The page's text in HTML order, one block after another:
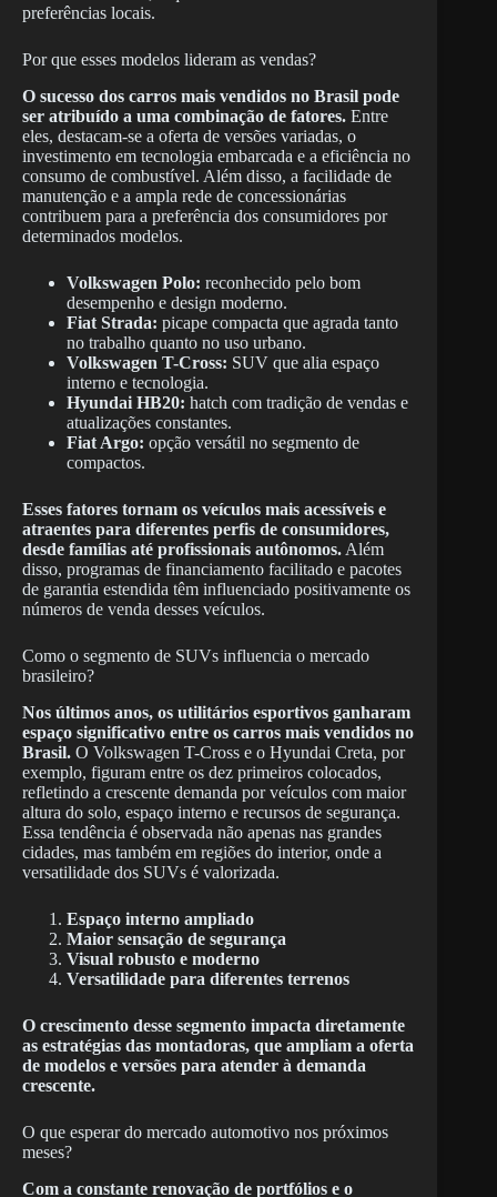
preferências locais.
Por que esses modelos lideram as vendas?
O sucesso dos carros mais vendidos no Brasil pode
ser atribuído a uma combinação de fatores. Entre
eles, destacam-se a oferta de versões variadas, o
investimento em tecnologia embarcada e a eficiência no
consumo de combustível. Além disso, a facilidade de
manutenção e a ampla rede de concessionárias
contribuem para a preferência dos consumidores por
determinados modelos.
Volkswagen Polo: reconhecido pelo bom
desempenho e design moderno.
Fiat Strada: picape compacta que agrada tanto
no trabalho quanto no uso urbano.
Volkswagen T-Cross: SUV que alia espaço
interno e tecnologia.
Hyundai HB20: hatch com tradição de vendas e
atualizações constantes.
Fiat Argo: opção versátil no segmento de
compactos.
Esses fatores tornam os veículos mais acessíveis e
atraentes para diferentes perfis de consumidores,
desde famílias até profissionais autônomos. Além
disso, programas de financiamento facilitado e pacotes
de garantia estendida têm influenciado positivamente os
números de venda desses veículos.
Como o segmento de SUVs influencia o mercado
brasileiro?
Nos últimos anos, os utilitários esportivos ganharam
espaço significativo entre os carros mais vendidos no
Brasil. O Volkswagen T-Cross e o Hyundai Creta, por
exemplo, figuram entre os dez primeiros colocados,
refletindo a crescente demanda por veículos com maior
altura do solo, espaço interno e recursos de segurança.
Essa tendência é observada não apenas nas grandes
cidades, mas também em regiões do interior, onde a
versatilidade dos SUVs é valorizada.
Espaço interno ampliado
Maior sensação de segurança
Visual robusto e moderno
Versatilidade para diferentes terrenos
O crescimento desse segmento impacta diretamente
as estratégias das montadoras, que ampliam a oferta
de modelos e versões para atender à demanda
crescente.
O que esperar do mercado automotivo nos próximos
meses?
Com a constante renovação de portfólios e o